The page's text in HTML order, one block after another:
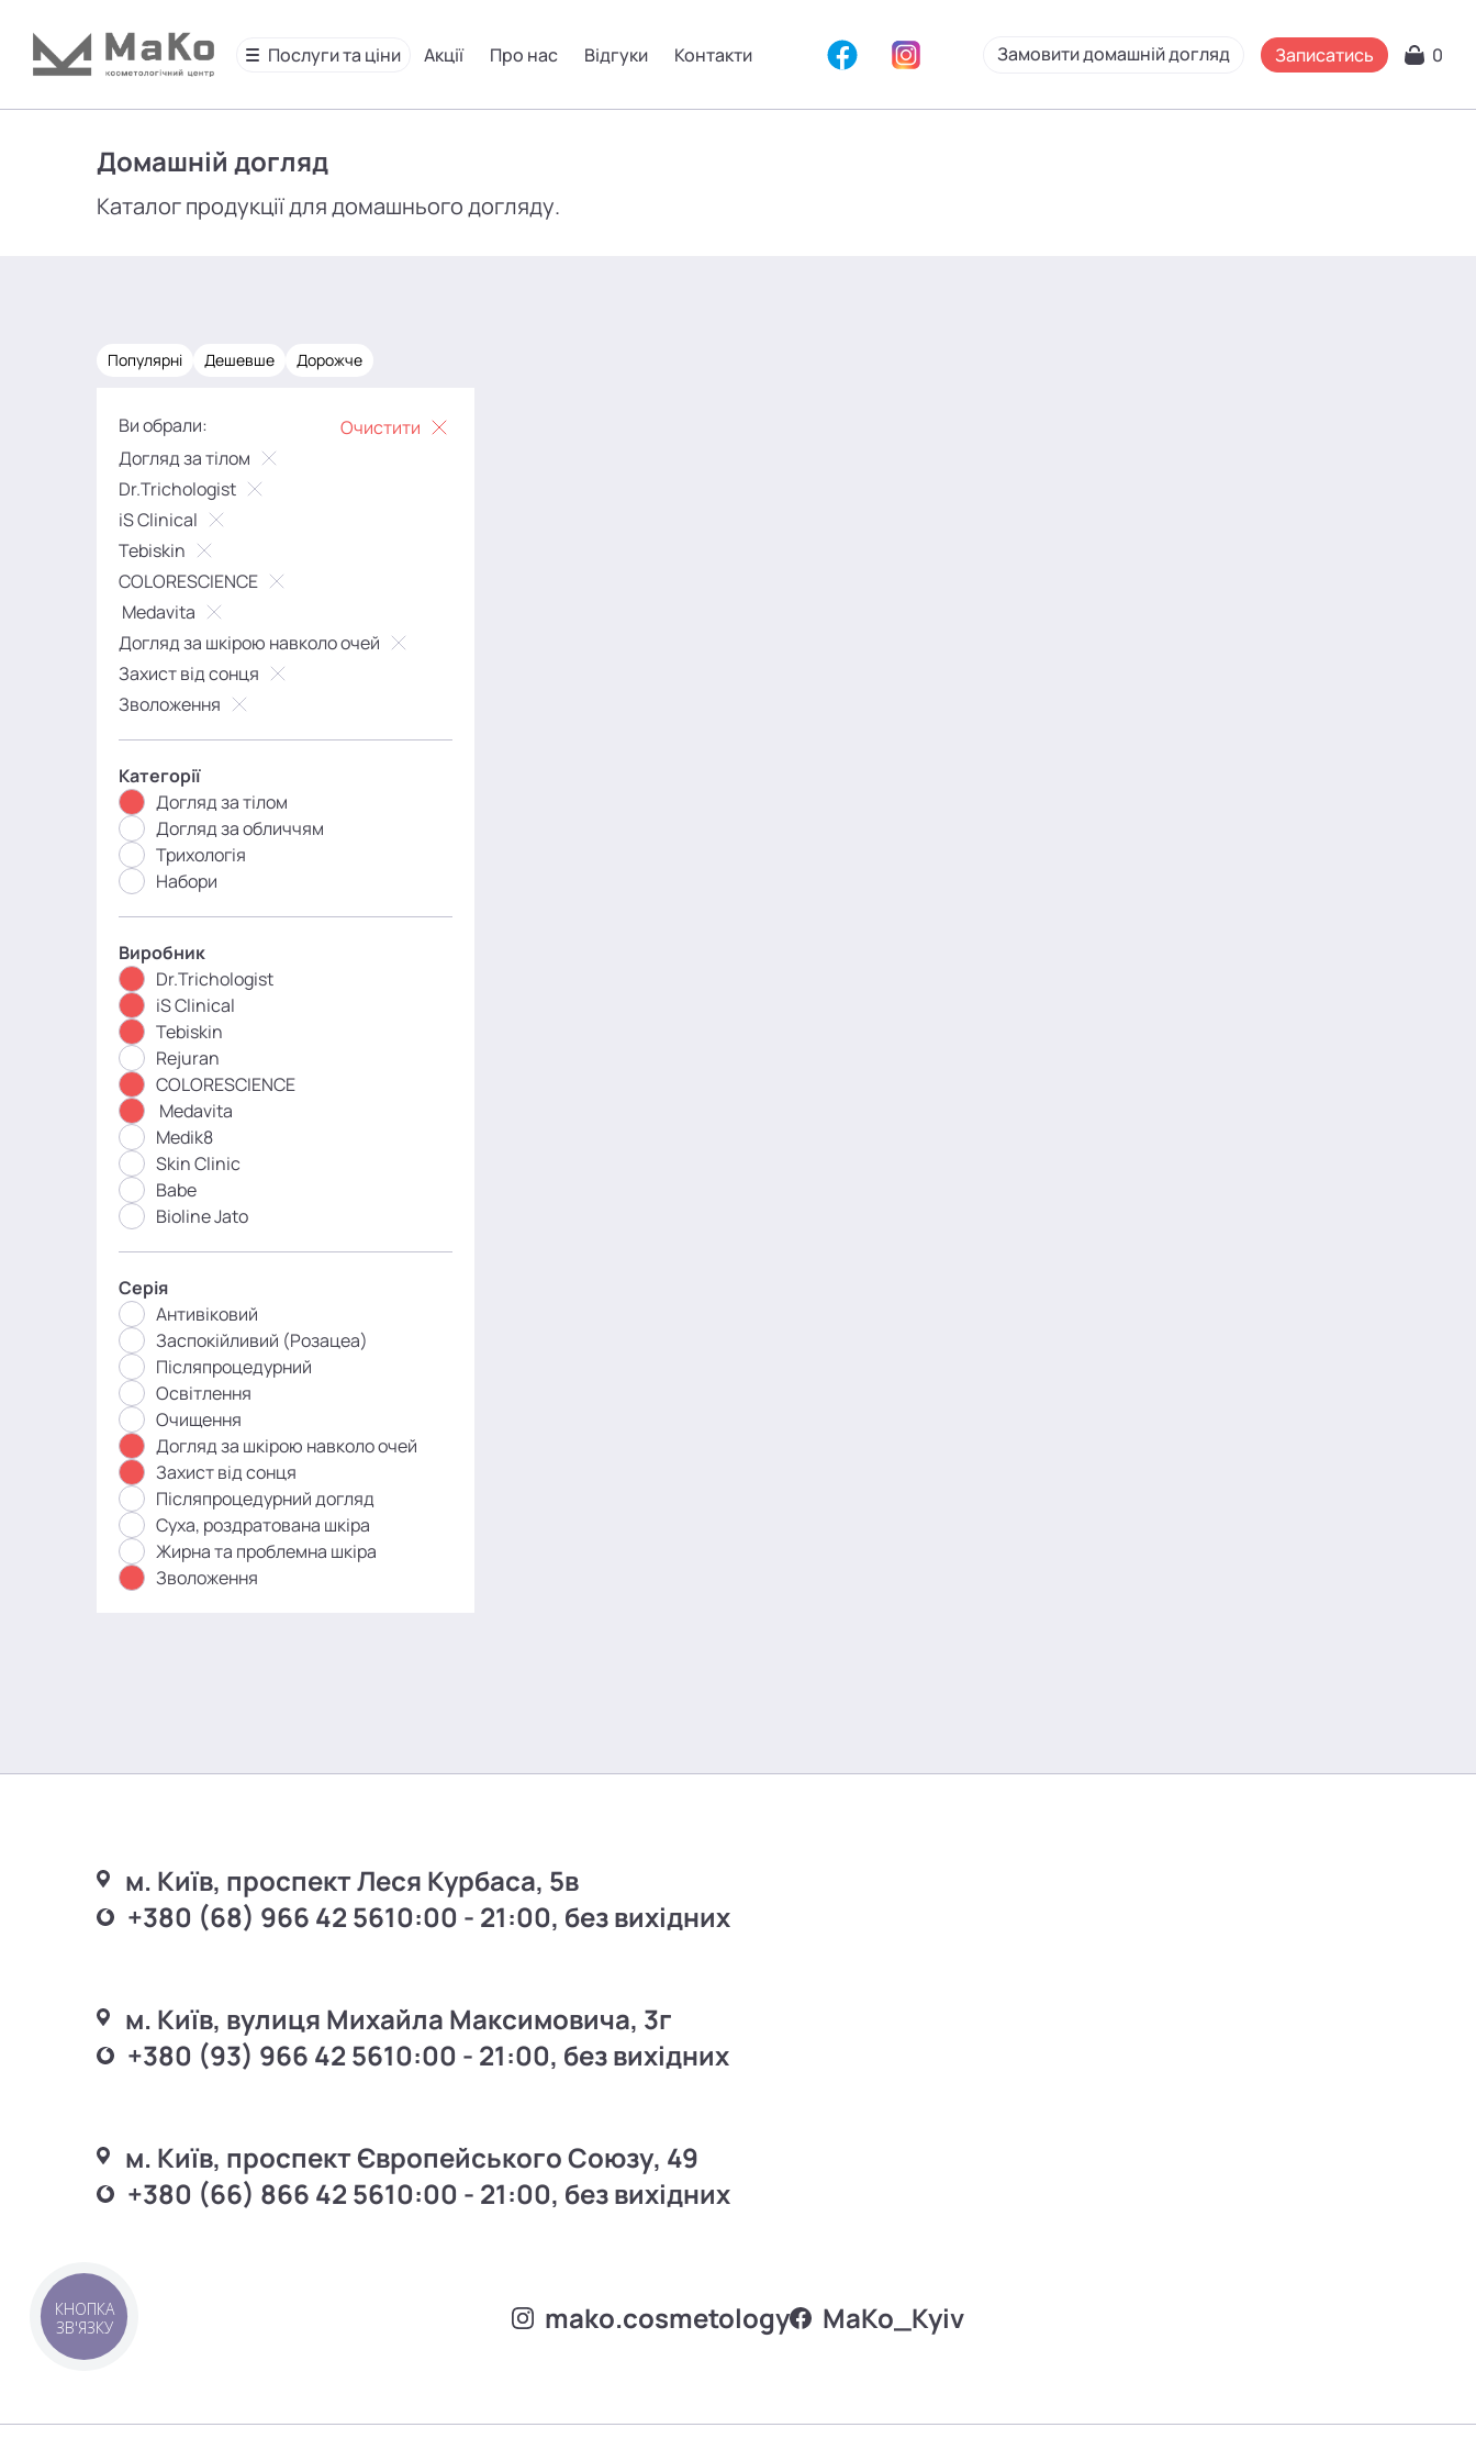
Послуги та ціни Акції Про нас Відгуки Контакти Замовити домашній догляд Записатись 0
Домашній догляд
Каталог продукції для домашнього догляду.
Популярні Дешевше Дорожче
Ви обрали:
Очистити
Догляд за тілом
Dr.Trichologist
iS Clinical
Tebiskin
COLORESCIENCE
Medavita
Догляд за шкірою навколо очей
Захист від сонця
Зволоження
Категорії
Догляд за тілом
Догляд за обличчям
Трихологія
Набори
Виробник
Dr.Trichologist
iS Clinical
Tebiskin
Rejuran
COLORESCIENCE
Medavita
Medik8
Skin Clinic
Babe
Bioline Jato
Серія
Антивіковий
Заспокійливий (Розацеа)
Післяпроцедурний
Освітлення
Очищення
Догляд за шкірою навколо очей
Захист від сонця
Післяпроцедурний догляд
Суха, роздратована шкіра
Жирна та проблемна шкіра
Зволоження
м. Київ, проспект Леся Курбаса, 5в
+380 (68) 966 42 5610:00 - 21:00, без вихідних
м. Київ, вулиця Михайла Максимовича, 3г
+380 (93) 966 42 5610:00 - 21:00, без вихідних
м. Київ, проспект Європейського Союзу, 49
+380 (66) 866 42 5610:00 - 21:00, без вихідних
mako.cosmetology MаKo_Kyiv
КНОПКА
ЗВ'ЯЗКУ